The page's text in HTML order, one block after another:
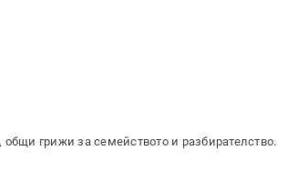
грижи за семейството и разбирателство.